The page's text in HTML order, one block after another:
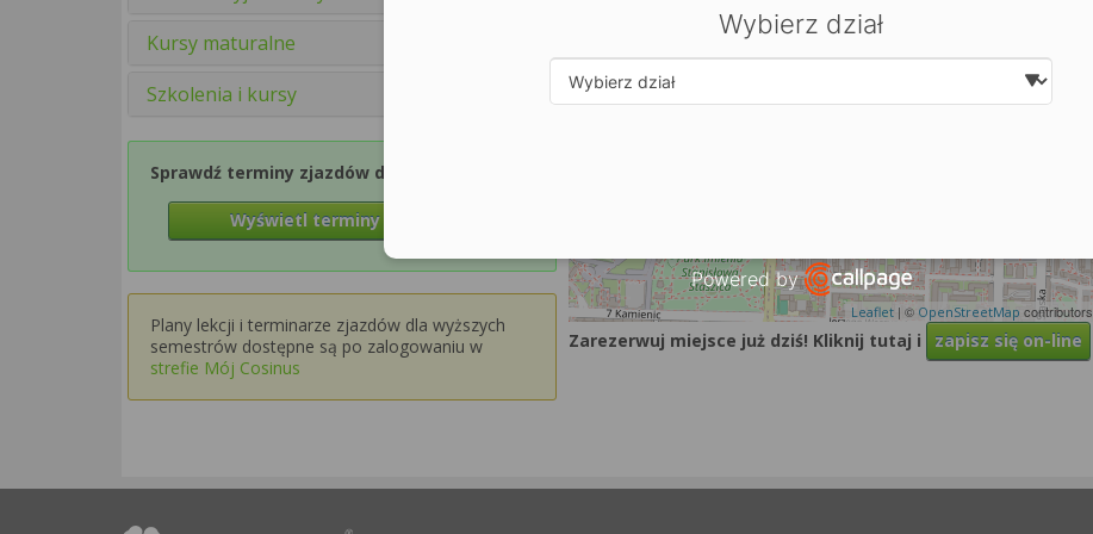
Kursy maturalne
Szkolenia i kursy
Sprawdź terminy zjazdów dla Semestru 1
Wyświetl terminy zjazdów
Plany lekcji i terminarze zjazdów dla wyższych
semestrów dostępne są po zalogowaniu w
strefie Mój Cosinus
Leaflet | © OpenStreetMap contributors
Zarezerwuj miejsce już dziś! Kliknij tutaj i zapisz się on-line
Wybierz dział
Powered by
Open link in new window